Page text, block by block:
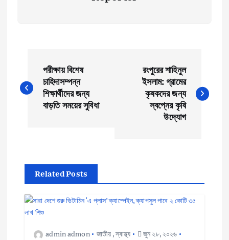
o
n
a
v
পরীক্ষায় বিশেষ
চাহিদাসম্পন্ন
শিক্ষার্থীদের জন্য
বাড়তি সময়ের সুবিধা
রংপুরের শাহিনুল
ইসলাম: গ্রামের
কৃষকদের জন্য
স্বপ্নের কৃষি
উদ্যোগ
Related Posts
admin admon জাতীয় ,স্বাস্থ্য
জুন ২৮, ২০২৬